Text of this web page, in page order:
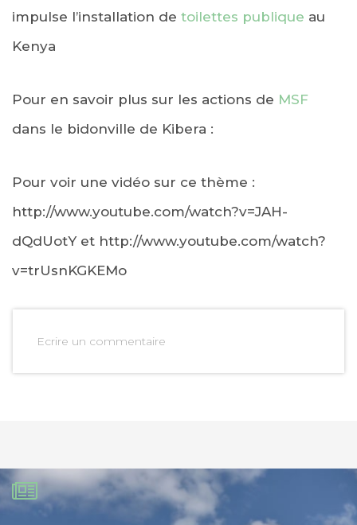
impulse l’installation de toilettes publique au
Kenya
Pour en savoir plus sur les actions de MSF
dans le bidonville de Kibera :
Pour voir une vidéo sur ce thème :
http://www.youtube.com/watch?v=JAH-
dQdUotY et http://www.youtube.com/watch?
v=trUsnKGKEMo
Ecrire un commentaire